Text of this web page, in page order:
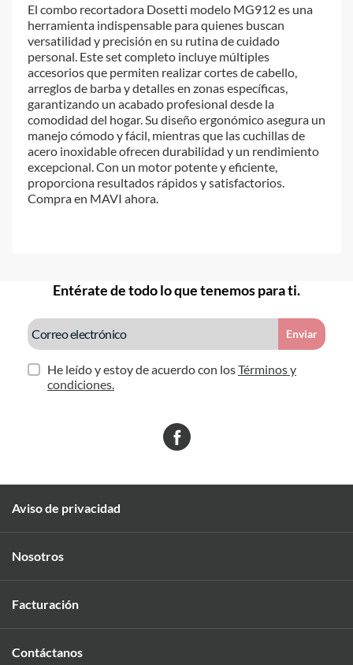
El combo recortadora Dosetti modelo MG912 es una
herramienta indispensable para quienes buscan
versatilidad y precisión en su rutina de cuidado
personal. Este set completo incluye múltiples
accesorios que permiten realizar cortes de cabello,
arreglos de barba y detalles en zonas específicas,
garantizando un acabado profesional desde la
comodidad del hogar. Su diseño ergonómico asegura un
manejo cómodo y fácil, mientras que las cuchillas de
acero inoxidable ofrecen durabilidad y un rendimiento
excepcional. Con un motor potente y eficiente,
proporciona resultados rápidos y satisfactorios.
Compra en MAVI ahora.
Entérate de todo lo que tenemos para ti.
Enviar
He leído y estoy de acuerdo con losTérminos y
condiciones.
Aviso de privacidad
Nosotros
Facturación
Contáctanos